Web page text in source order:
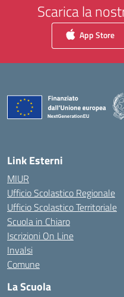
Scarica la
App Store
Link Esterni
MIUR
Ufficio Scolastico Regionale
Ufficio Scolastico Territoriale
Scuola in Chiaro
Iscrizioni On Line
Invalsi
Comune
La Scuola